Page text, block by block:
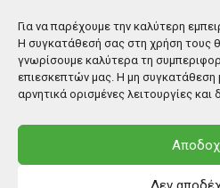
Για να παρέχουμε την καλύτερη
Η συγκατάθεσή σας στη χρήση τους
γνωρίσουμε καλύτερα τη
επιεσκεπτών μας. Η μη συγκατάθεση
αρνητικά ορισμένες λειτουργίες και